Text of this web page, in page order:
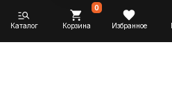
Каталог Корзина
0
Избранное